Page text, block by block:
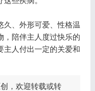
、外形可爱、性格温
，陪伴主人度过快乐的
主人付出一定的关爱和
，欢迎转载或转